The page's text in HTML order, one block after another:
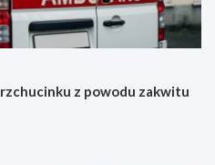
z powodu zakwitu